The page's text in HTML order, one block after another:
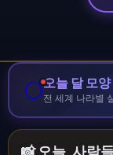
🌕오늘 달 모
전 세계 나라별
📸 오늘, 사람